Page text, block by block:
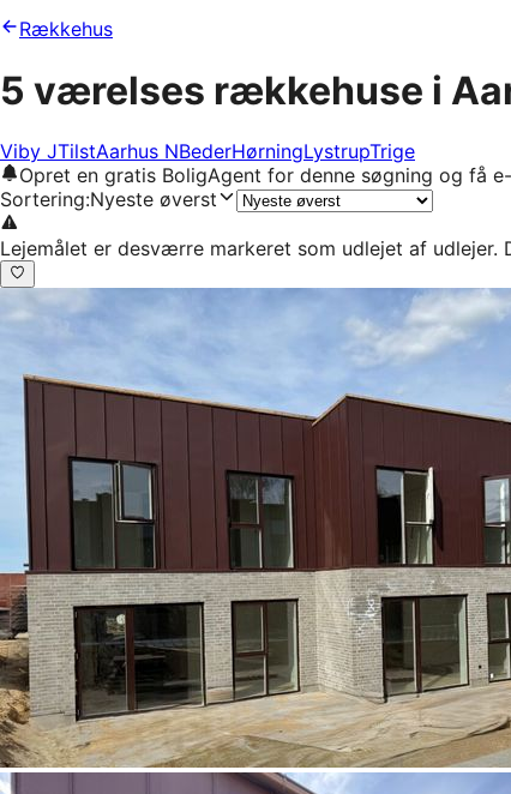
Rækkehus
5 værelses rækkehuse i
Viby JTilstAarhus NBederHørningLystrupTrige
Opret en gratis BoligAgent for denne søgning og få
Sortering:Nyeste øverst
Lejemålet er desværre markeret som udlejet af udlejer.